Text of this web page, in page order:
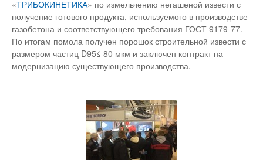
«ТРИБОКИНЕТИКА» по измельчению негашеной извести с
получение готового продукта, используемого в производстве
газобетона и соответствующего требования ГОСТ 9179-77.
По итогам помола получен порошок строительной извести с
размером частиц D95≤ 80 мкм и заключен контракт на
модернизацию существующего производства.